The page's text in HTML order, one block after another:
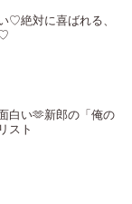
♡絶対に喜ばれる、
白い🫶新郎の「俺の
スト